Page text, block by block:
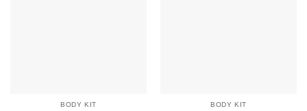
BODY KIT BODY KIT